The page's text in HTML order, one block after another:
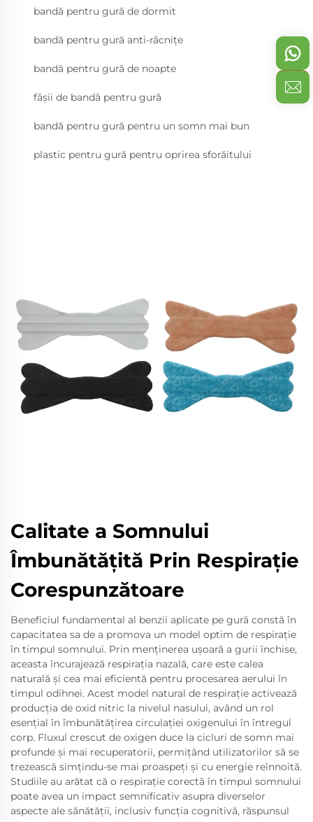
bandă pentru gură de dormit
bandă pentru gură anti-râcnițe
bandă pentru gură de noapte
fâșii de bandă pentru gură
bandă pentru gură pentru un somn mai bun
plastic pentru gură pentru oprirea sforăitului
Calitate a Somnului
Îmbunătățită Prin Respirație
Corespunzătoare
Beneficiul fundamental al benzii aplicate pe gură constă în
capacitatea sa de a promova un model optim de respirație
în timpul somnului. Prin menținerea ușoară a gurii închise,
aceasta încurajează respirația nazală, care este calea
naturală și cea mai eficientă pentru procesarea aerului în
timpul odihnei. Acest model natural de respirație activează
producția de oxid nitric la nivelul nasului, având un rol
esențial în îmbunătățirea circulației oxigenului în întregul
corp. Fluxul crescut de oxigen duce la cicluri de somn mai
profunde și mai recuperatorii, permițând utilizatorilor să se
trezească simțindu-se mai proaspeți și cu energie reînnoită.
Studiile au arătat că o respirație corectă în timpul somnului
poate avea un impact semnificativ asupra diverselor
aspecte ale sănătății, inclusiv funcția cognitivă, răspunsul